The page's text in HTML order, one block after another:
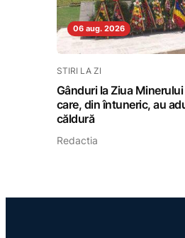
06 aug. 2026
STIRI LA ZI
Gânduri la Ziua
care, din întuneric, au
căldură
Redactia